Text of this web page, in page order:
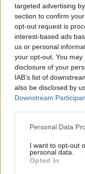
targeted advertising
section to confirm
opt-out request is
interest-based ads
us or personal
your opt-out. You
disclosure of your
IAB’s list of
also be disclosed by
Downstream
Personal Data
I want to opt-out
personal data.
Opted In